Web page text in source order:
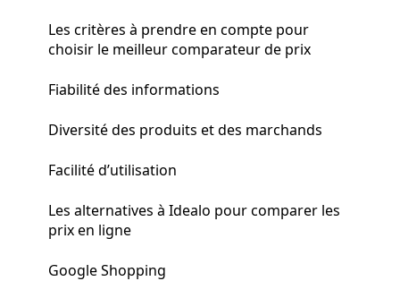
Les critères à prendre en compte pour
choisir le meilleur comparateur de prix
Fiabilité des informations
Diversité des produits et des marchands
Facilité d’utilisation
Les alternatives à Idealo pour comparer les
prix en ligne
Google Shopping